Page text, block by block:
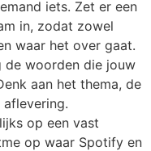
iets. Zet er een
in, zodat zowel
waar het over gaat.
de woorden die jouw
aan het thema, de
op een vast
op waar Spotify en